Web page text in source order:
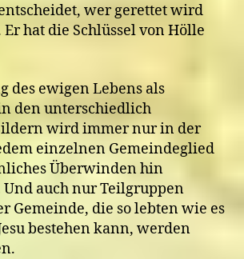
wer gerettet wird
hat die Schlüssel von Hölle
des ewigen Lebens als
den unterschiedlich
wird immer nur in der
einzelnen Gemeindeglied
Überwinden hin
Und auch nur Teilgruppen
Gemeinde, die so lebten wie es
bestehen kann, werden